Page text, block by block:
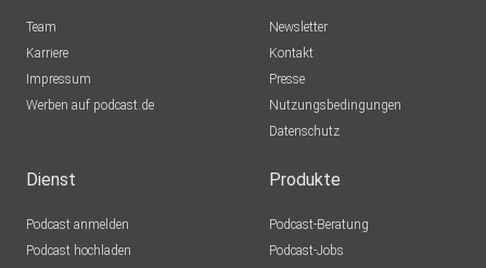
Team
Karriere
Impressum
Werben auf podcast.de
Newsletter
Kontakt
Presse
Nutzungsbedingungen
Datenschutz
Dienst
Podcast anmelden
Podcast hochladen
Produkte
Podcast-Beratung
Podcast-Jobs